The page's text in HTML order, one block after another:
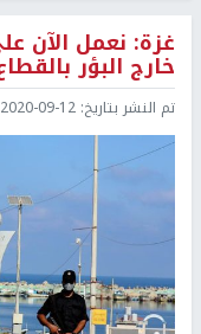
غزة: نعمل الآن
خارج البؤر
تم النشر بتاريخ: 2020-09-12 17:17